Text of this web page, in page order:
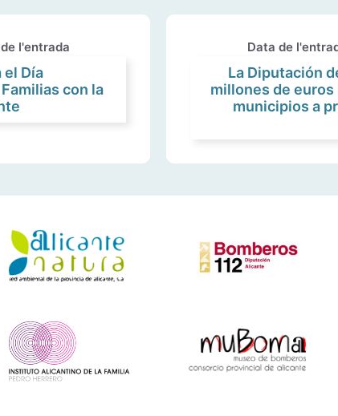
l'entrada
el Día
con la
Data de
La Diputación
millones de euros
municipios a